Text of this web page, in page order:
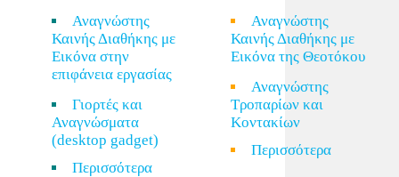
Αναγνώστης
Καινής Διαθήκης με
Εικόνα στην
επιφάνεια εργασίας
Γιορτές και
Αναγνώσματα
(desktop gadget)
Περισσότερα
Αναγνώστης
Καινής Διαθήκης με
Εικόνα της Θεοτόκου
Αναγνώστης
Τροπαρίων και
Κοντακίων
Περισσότερα